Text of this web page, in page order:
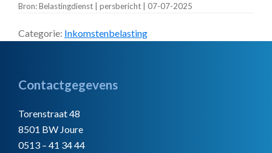
Bron: Belastingdienst | persbericht | 07-07-2025
Categorie: Inkomstenbelasting
Footer
Contactgegevens
Torenstraat 48
8501 BW Joure
0513 – 41 34 44